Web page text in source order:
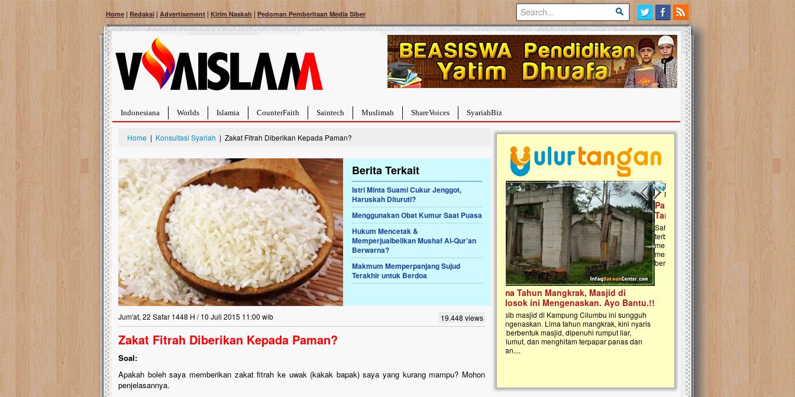
Home | Redaksi | Advertisement | Kirim Naskah | Pedoman Pemberitaan Media Siber
Indonesiana Worlds Islamia CounterFaith Saintech Muslimah ShareVoices SyariahBiz
Home | Konsultasi Syariah | Zakat Fitrah Diberikan Kepada Paman?
Berita Terkait
Istri Minta Suami Cukur Jenggot,
Haruskah Dituruti?
Menggunakan Obat Kumur Saat Puasa
Hukum Mencetak &
Memperjualbelikan Mushaf Al-Qur’an
Berwarna?
Makmum Memperpanjang Sujud
Terakhir untuk Berdoa
Jum'at, 22 Safar 1448 H / 10 Juli 2015 11:00 wib 19.448 views
Zakat Fitrah Diberikan Kepada Paman?
Soal:
Apakah boleh saya memberikan zakat fitrah ke uwak (kakak bapak) saya yang kurang mampu? Mohon
penjelasannya.
Previous slide
Next slide
Bantu Naura, Balita Hebat Sembuh Dari
Tumor Pembuluh Darah
Hidup Naura Salsabila dipenuhi dengan
rintangan yang sangat berat. Meskipun baru
berusia sepuluh bulan, bayi yang imut ini harus
menghadapi penyakit yang dahsyat, yaitu tumor
pembuluh darah berukuran...
Nasib masjid di Kampung Cilumbu ini sungguh
mengenaskan. Lima tahun mangkrak, kini nyaris
Palestina Masih Berduka, Ayo Ulurkan
Tangan Bantu Mereka
Sahabat, Ulurtangan mari kirimkan dukungan
terbaikmu untuk warga Palestina di Gaza demi
menguatkan mereka menghadapi situasi
mencekam ini. Mari dukung mereka dengan
berdonasi dengan cara:...
Open Donasi Wakaf
Rumah Qur'an & TK Islam
Najjah di Jonggol
Saat ini, Ulurtangan bersama Yayasan
Najjahtul Islam Jonggol sedang merintis
pembangunan Rumah Qur’an dan
kanak Islam Terpadu (TKIT) An Najjah
Gedung Majelis Taklim di Jonggol,...